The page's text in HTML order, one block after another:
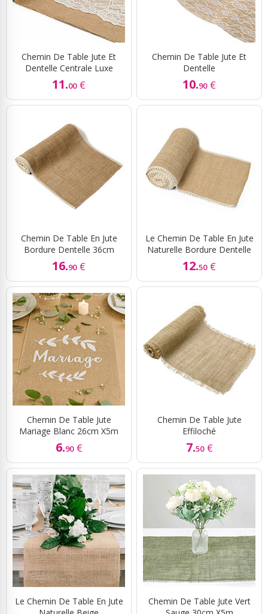
Chemin De Table Jute Et
Dentelle Centrale Luxe
11.00 €
Chemin De Table Jute Et
Dentelle
10.90 €
Chemin De Table En Jute
Bordure Dentelle 36cm
16.90 €
Le Chemin De Table En Jute
Naturelle Bordure Dentelle
12.50 €
Chemin De Table Jute
Mariage Blanc 26cm X5m
6.90 €
Chemin De Table Jute
Effiloché
7.50 €
Le Chemin De Table En Jute
Chemin De Table Jute Vert